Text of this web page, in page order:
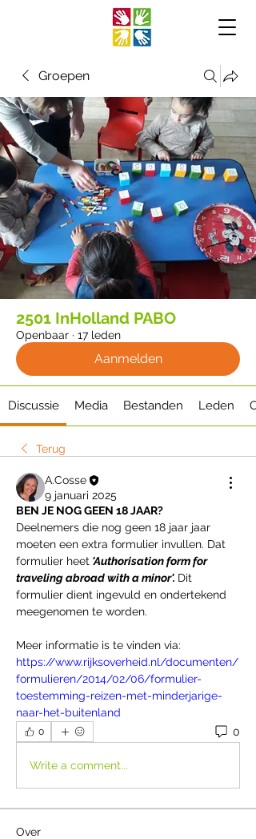
Groepen
2501 InHolland PABO
Openbaar · 17 leden
Aanmelden
Discussie Media Bestanden Leden
Terug
A.Cosse
9 januari 2025
BEN JE NOG GEEN 18 JAAR?
Deelnemers die nog geen 18 jaar jaar
moeten een extra formulier invullen. Dat
formulier heet 'Authorisation form for
traveling abroad with a minor'. Dit
formulier dient ingevuld en ondertekend
meegenomen te worden.
https://www.rijksoverheid.nl/documenten/
formulieren/2014/02/06/formulier-
toestemming-reizen-met-minderjarige-
naar-het-buitenland
0 0
Write a comment...
Over